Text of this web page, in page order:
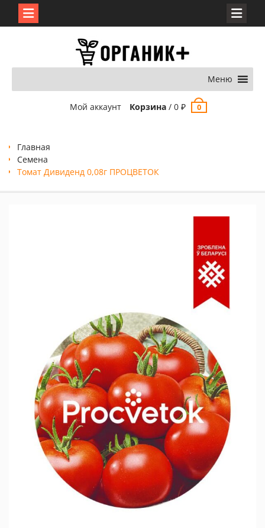
Меню
Мой аккаунт Корзина/ 0 ₽ 0
Главная
Семена
Томат Дивиденд 0,08г ПРОЦВЕТОК